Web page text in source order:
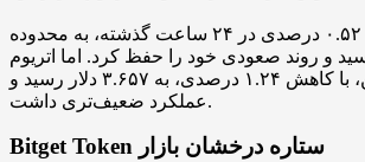
بیت‌کوین با افزایش ۰.۵۲ درصدی در ۲۴ ساعت گذشته، به محدوده
رسید و روند صعودی خود را حفظ کرد. اما اتریوم
برخلاف بیت‌کوین، با کاهش ۱.۲۴ درصدی، به ۳.۶۵۷ دلار رسید و
عملکرد ضعیف‌تری داشت.
Bitget Token ستاره درخشان بازار